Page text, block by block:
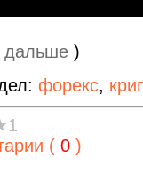
дальше )
форекс,
( 0 )